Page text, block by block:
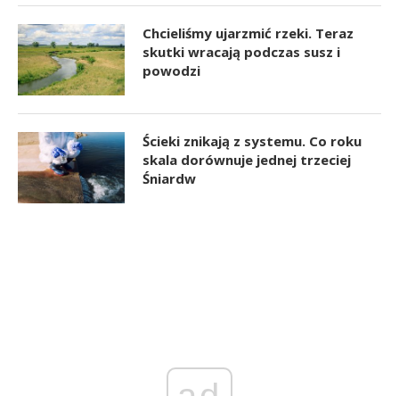
Chcieliśmy ujarzmić rzeki. Teraz
skutki wracają podczas susz i
powodzi
Ścieki znikają z systemu. Co roku
skala dorównuje jednej trzeciej
Śniardw